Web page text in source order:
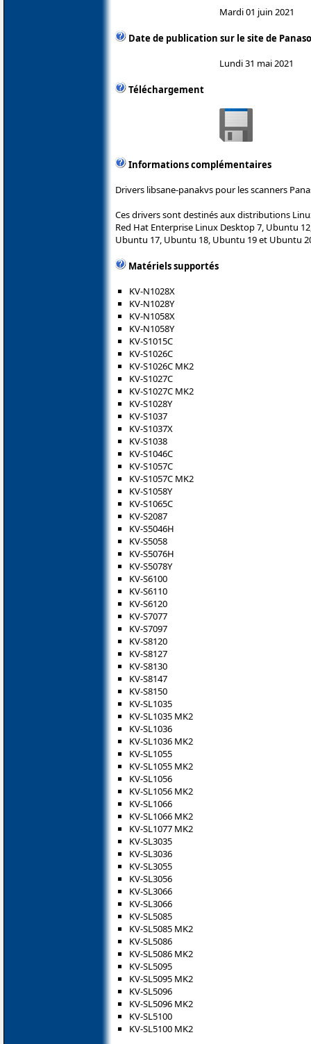
Mardi 01 juin 2021
Date de publication sur le site de
Lundi 31 mai 2021
Téléchargement
Informations complémentaires
Drivers libsane-panakvs pour les scanners
Ces drivers sont destinés aux distributions
Red Hat Enterprise Linux Desktop 7, Ubuntu
Ubuntu 17, Ubuntu 18, Ubuntu 19 et Ubuntu
Matériels supportés
KV-N1028X
KV-N1028Y
KV-N1058X
KV-N1058Y
KV-S1015C
KV-S1026C
KV-S1026C MK2
KV-S1027C
KV-S1027C MK2
KV-S1028Y
KV-S1037
KV-S1037X
KV-S1038
KV-S1046C
KV-S1057C
KV-S1057C MK2
KV-S1058Y
KV-S1065C
KV-S2087
KV-S5046H
KV-S5058
KV-S5076H
KV-S5078Y
KV-S6100
KV-S6110
KV-S6120
KV-S7077
KV-S7097
KV-S8120
KV-S8127
KV-S8130
KV-S8147
KV-S8150
KV-SL1035
KV-SL1035 MK2
KV-SL1036
KV-SL1036 MK2
KV-SL1055
KV-SL1055 MK2
KV-SL1056
KV-SL1056 MK2
KV-SL1066
KV-SL1066 MK2
KV-SL1077 MK2
KV-SL3035
KV-SL3036
KV-SL3055
KV-SL3056
KV-SL3066
KV-SL3066
KV-SL5085
KV-SL5085 MK2
KV-SL5086
KV-SL5086 MK2
KV-SL5095
KV-SL5095 MK2
KV-SL5096
KV-SL5096 MK2
KV-SL5100
KV-SL5100 MK2